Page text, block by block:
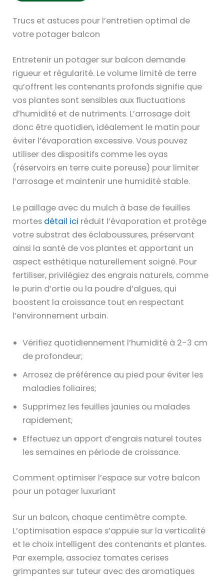
Trucs et astuces pour l’entretien optimal de
votre potager balcon
Entretenir un potager sur balcon demande
rigueur et régularité. Le volume limité de terre
qu’offrent les contenants profonds signifie que
vos plantes sont sensibles aux fluctuations
d’humidité et de nutriments. L’arrosage doit
donc être quotidien, idéalement le matin pour
éviter l’évaporation excessive. Vous pouvez
utiliser des dispositifs comme les oyas
(réservoirs en terre cuite poreuse) pour limiter
l’arrosage et maintenir une humidité stable.
Le paillage avec du mulch à base de feuilles
mortes détail ici réduit l’évaporation et protège
votre substrat des éclaboussures, préservant
ainsi la santé de vos plantes et apportant un
aspect esthétique naturellement soigné. Pour
fertiliser, privilégiez des engrais naturels, comme
le purin d’ortie ou la poudre d’algues, qui
boostent la croissance tout en respectant
l’environnement urbain.
Vérifiez quotidiennement l’humidité à 2-3 cm
de profondeur;
Arrosez de préférence au pied pour éviter les
maladies foliaires;
Supprimez les feuilles jaunies ou malades
rapidement;
Effectuez un apport d’engrais naturel toutes
les semaines en période de croissance.
Comment optimiser l’espace sur votre balcon
pour un potager luxuriant
Sur un balcon, chaque centimètre compte.
L’optimisation espace s’appuie sur la verticalité
et le choix intelligent des contenants et plantes.
Par exemple, associez tomates cerises
grimpantes sur tuteur avec des aromatiques